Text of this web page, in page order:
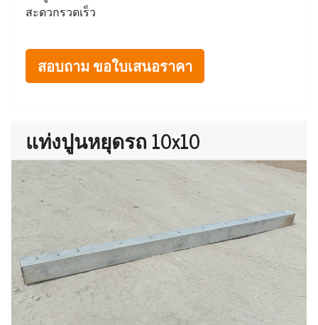
สะดวกรวดเร็ว
สอบถาม ขอใบเสนอราคา
แท่งปูนหยุดรถ 10x10